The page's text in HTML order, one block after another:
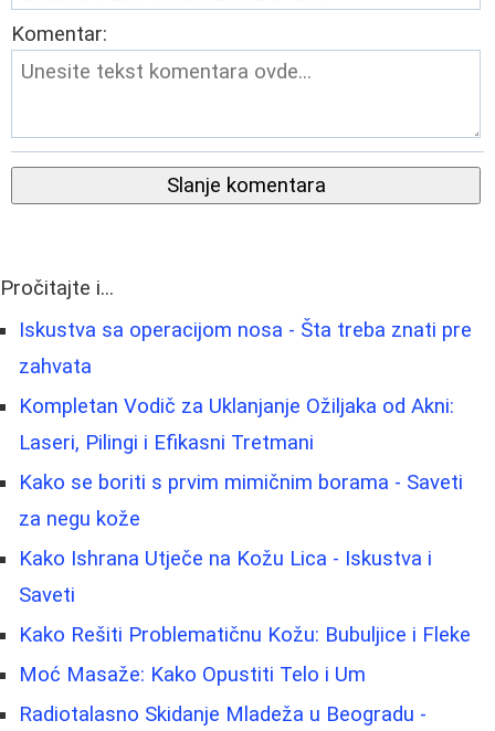
Komentar:
Slanje komentara
Pročitajte i...
Iskustva sa operacijom nosa - Šta treba znati pre
zahvata
Kompletan Vodič za Uklanjanje Ožiljaka od Akni:
Laseri, Pilingi i Efikasni Tretmani
Kako se boriti s prvim mimičnim borama - Saveti
za negu kože
Kako Ishrana Utječe na Kožu Lica - Iskustva i
Saveti
Kako Rešiti Problematičnu Kožu: Bubuljice i Fleke
Moć Masaže: Kako Opustiti Telo i Um
Radiotalasno Skidanje Mladeža u Beogradu -